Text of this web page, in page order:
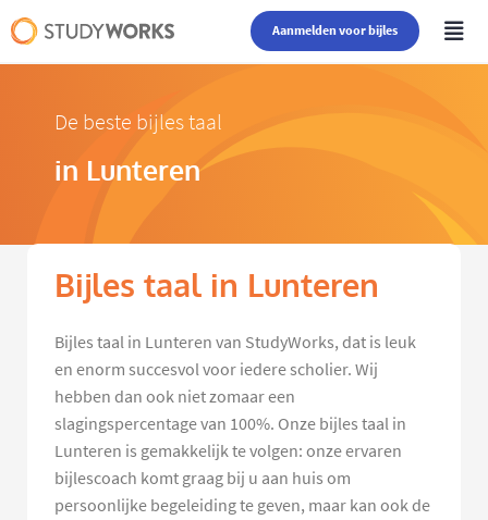
Aanmelden voor bijles
De beste bijles taal
in Lunteren
Bijles taal in Lunteren
Bijles taal in Lunteren van StudyWorks, dat is leuk
en enorm succesvol voor iedere scholier. Wij
hebben dan ook niet zomaar een
slagingspercentage van 100%. Onze bijles taal in
Lunteren is gemakkelijk te volgen: onze ervaren
bijlescoach komt graag bij u aan huis om
persoonlijke begeleiding te geven, maar kan ook de